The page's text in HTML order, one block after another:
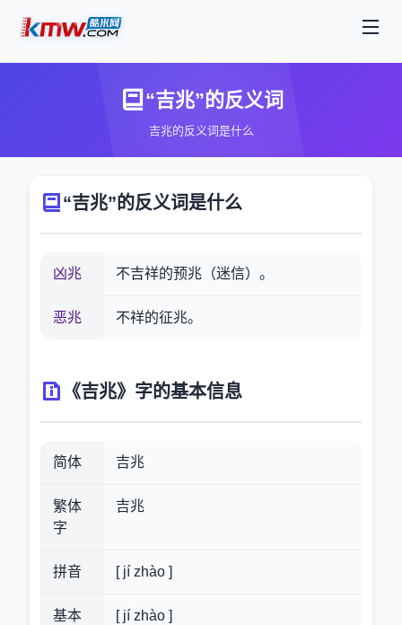
“吉兆”的反义词
吉兆的反义词是什么
“吉兆”的反义词是什么
凶兆 不吉祥的预兆（迷信）。
恶兆 不祥的征兆。
《吉兆》字的基本信息
简体 吉兆
繁体
字
吉兆
拼音 [ jí zhào ]
基本
[ jí zhào ]